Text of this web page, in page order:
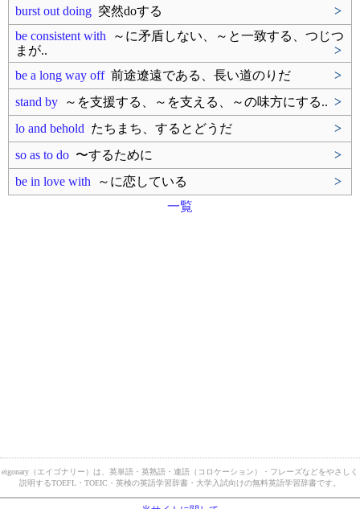
burst out doing 突然doする
>
be consistent with ～に矛盾しない、～と一致する、つじつ
まが..
>
be a long way off前途遼遠である、長い道のりだ
>
stand by ～を支援する、～を支える、～の味方にする.. >
lo and behold たちまち、するとどうだ
>
so as to do 〜するために
>
be in love with ～に恋している
>
一覧
eigonary（エイゴナリー）は、英単語・英熟語・連語（コロケーション）・フレーズなどをやさしく
説明するTOEFL・TOEIC・英検の英語学習辞書・大学入試向けの無料英語学習辞書です。